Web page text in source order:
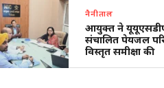
नैनीताल
आयुक्त ने यूयूएसडीए
संचालित पेयजल
विस्तृत समीक्षा की